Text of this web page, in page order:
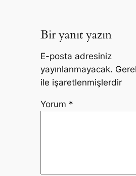
Bir yanıt yazın
E-posta adresiniz
yayınlanmayacak.
ile işaretlenmişlerdir
Yorum *